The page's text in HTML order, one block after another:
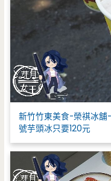
新竹竹東美食-榮祺冰舖
號芋頭冰只要120元